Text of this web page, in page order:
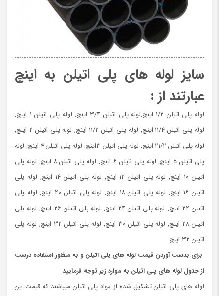
سایز لوله های پلی اتیلن به اینچ
عبارتند از :
لوله پلی اتیلن ۱/۲ اینچ,لوله پلی اتیلن ۳/۴ اینچ, لوله پلی اتیلن ۱ اینچ,
لوله پلی اتیلن ۱۱/۴ اینچ, لوله پلی اتیلن ۱۱/۲ اینچ, لوله پلی اتیلن ۲ اینچ,
لوله پلی اتیلن ۲۱/۲ اینچ, لوله پلی اتیلن ۳اینچ, لوله پلی اتیلن ۴ اینچ, لوله
پلی اتیلن ۵ اینچ, لوله پلی اتیلن ۶ اینچ, لوله پلی اتیلن ۸ اینچ, لوله پلی
اتیلن ۱۰ اینچ, لوله پلی اتیلن ۱۲ اینچ, لوله پلی اتیلن ۱۴ اینچ, لوله پلی
اتیلن ۱۶ اینچ, لوله پلی اتیلن ۱۸ اینچ, لوله پلی اتیلن ۲۰ اینچ, لوله پلی
اتیلن ۲۲ اینچ, لوله پلی اتیلن ۲۴ اینچ, لوله پلی اتیلن ۲۶ اینچ, لوله پلی
اتیلن ۲۸ اینچ, لوله پلی اتیلن ۳۰ اینچ, لوله پلی اتیلن ۳۲ اینچ, لوله پلی
اتیلن ۳۲ اینچ
برای بدست آوردن قیمت لوله های پلی اتیلن و به منظور استفاده درست
از جدول لوله های پلی اتیلن به موارد زیر توجه فرمایید
لوله های پلی اتیلن تشکیل شده از مواد پلی اتیلن میباشند که قیمت این